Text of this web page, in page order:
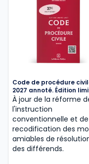
Code de procédure
2027 annoté. Édition
À jour de la réforme
l'instruction
conventionnelle et
recodification des
amiables de
des différends.